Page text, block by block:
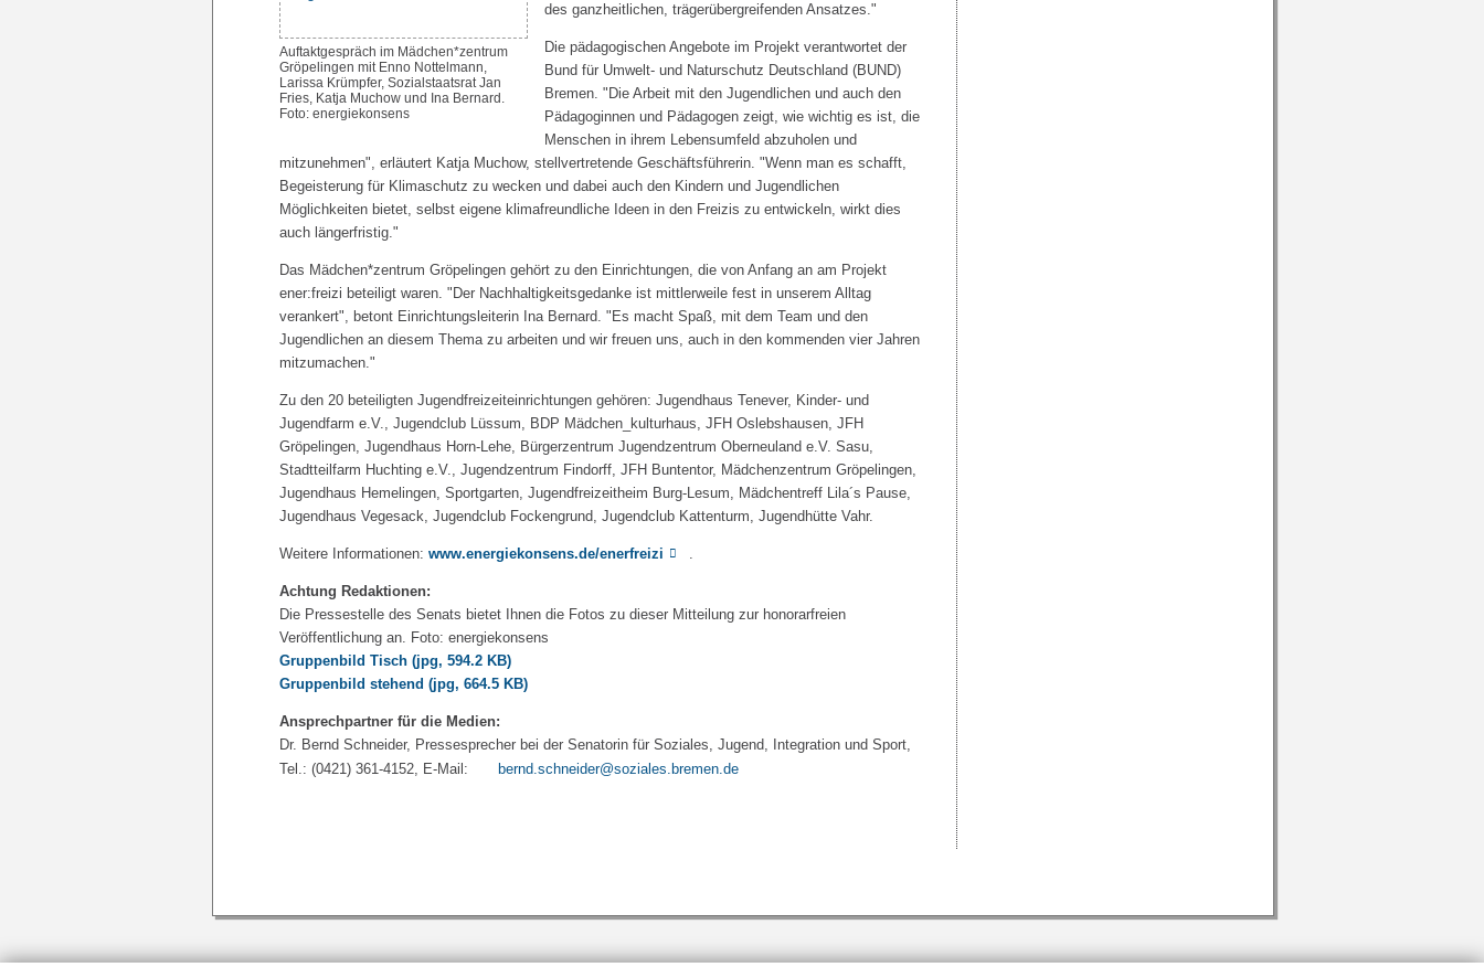
Auftaktgespräch im Mädchen*zentrum
Gröpelingen mit Enno Nottelmann,
Larissa Krümpfer, Sozialstaatsrat Jan
Fries, Katja Muchow und Ina Bernard.
Foto: energiekonsens
des ganzheitlichen, trägerübergreifenden Ansatzes."
Die pädagogischen Angebote im Projekt verantwortet der
Bund für Umwelt- und Naturschutz Deutschland (BUND)
Bremen. "Die Arbeit mit den Jugendlichen und auch den
Pädagoginnen und Pädagogen zeigt, wie wichtig es ist, die
Menschen in ihrem Lebensumfeld abzuholen und
mitzunehmen", erläutert Katja Muchow, stellvertretende Geschäftsführerin. "Wenn man es schafft,
Begeisterung für Klimaschutz zu wecken und dabei auch den Kindern und Jugendlichen
Möglichkeiten bietet, selbst eigene klimafreundliche Ideen in den Freizis zu entwickeln, wirkt dies
auch längerfristig."
Das Mädchen*zentrum Gröpelingen gehört zu den Einrichtungen, die von Anfang an am Projekt
ener:freizi beteiligt waren. "Der Nachhaltigkeitsgedanke ist mittlerweile fest in unserem Alltag
verankert", betont Einrichtungsleiterin Ina Bernard. "Es macht Spaß, mit dem Team und den
Jugendlichen an diesem Thema zu arbeiten und wir freuen uns, auch in den kommenden vier Jahren
mitzumachen."
Zu den 20 beteiligten Jugendfreizeiteinrichtungen gehören: Jugendhaus Tenever, Kinder- und
Jugendfarm e.V., Jugendclub Lüssum, BDP Mädchen_kulturhaus, JFH Oslebshausen, JFH
Gröpelingen, Jugendhaus Horn-Lehe, Bürgerzentrum Jugendzentrum Oberneuland e.V. Sasu,
Stadtteilfarm Huchting e.V., Jugendzentrum Findorff, JFH Buntentor, Mädchenzentrum Gröpelingen,
Jugendhaus Hemelingen, Sportgarten, Jugendfreizeitheim Burg-Lesum, Mädchentreff Lila´s Pause,
Jugendhaus Vegesack, Jugendclub Fockengrund, Jugendclub Kattenturm, Jugendhütte Vahr.
Weitere Informationen: www.energiekonsens.de/enerfreizi .
Achtung Redaktionen:
Die Pressestelle des Senats bietet Ihnen die Fotos zu dieser Mitteilung zur honorarfreien
Veröffentlichung an. Foto: energiekonsens
Gruppenbild Tisch (jpg, 594.2 KB)
Gruppenbild stehend (jpg, 664.5 KB)
Ansprechpartner für die Medien:
Dr. Bernd Schneider, Pressesprecher bei der Senatorin für Soziales, Jugend, Integration und Sport,
Tel.: (0421) 361-4152, E-Mail:
bernd.schneider@soziales.bremen.de